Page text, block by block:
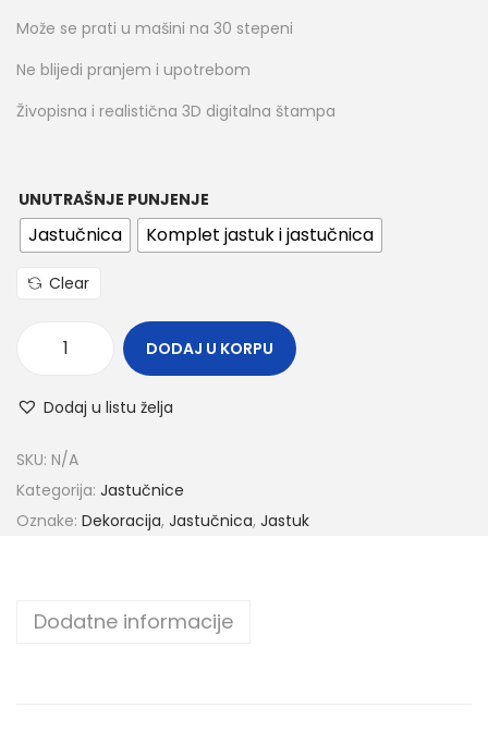
Može se prati u mašini na 30 stepeni
Ne blijedi pranjem i upotrebom
Živopisna i realistična 3D digitalna štampa
UNUTRAŠNJE PUNJENJE
Jastučnica Komplet jastuk i jastučnica
Clear
DODAJ U KORPU
Dodaj u listu želja
SKU: N/A
Kategorija: Jastučnice
Oznake: Dekoracija, Jastučnica, Jastuk
Dodatne informacije